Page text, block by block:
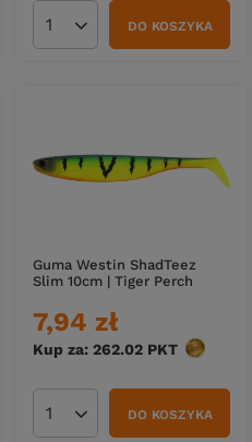
Ilość produktówDO KOSZYKA
Guma Westin ShadTeez
Slim 10cm | Tiger Perch
7,94 zł
Kup za: 262.02 PKT punktów
Ilość produktówDO KOSZYKA